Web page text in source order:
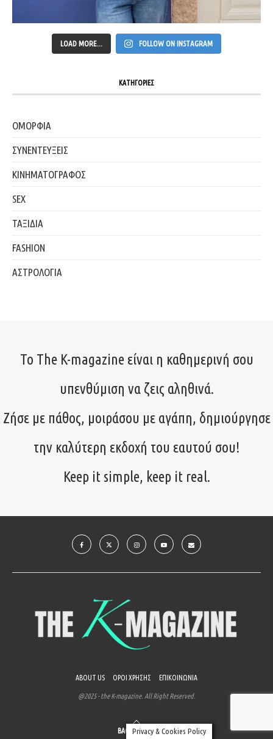
LOAD MORE... FOLLOW ON INSTAGRAM
ΚΑΤΗΓΟΡΙΕΣ
ΟΜΟΡΦΙΑ
ΣΥΝΕΝΤΕΥΞΕΙΣ
ΚΙΝΗΜΑΤΟΓΡΑΦΟΣ
SEX
ΤΑΞΙΔΙΑ
FASHION
ΑΣΤΡΟΛΟΓΙΑ
Το The K-magazine είναι η καθημερινή σου
υπενθύμιση να ζεις αληθινά.
Ζήσε με πάθος, μοιράσου με αγάπη, δημιούργησε
την καλύτερη εκδοχή του εαυτού σου!
Keep it simple, keep it real.
ABOUT US ΟΡΟΙ ΧΡΗΣΗΣ ΕΠΙΚΟΙΝΩΝΙΑ
@2025 - the K-magazine. All Right Reserved.
BACK TO TOP
Privacy & Cookies Policy